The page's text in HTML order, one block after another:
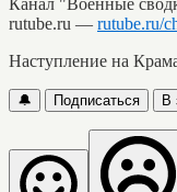
rutube.ru — rutube.ru/
Наступление на
🔔 Подписаться В